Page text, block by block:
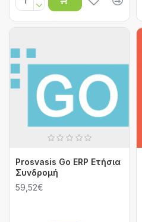
Prosvasis Go ERP Ετήσια
Συνδρομή
59,52€